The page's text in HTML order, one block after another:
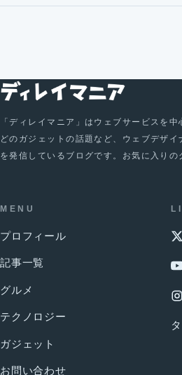
「ディレイマニア」はウェブサービスを
どのガジェットの話題など、ウェブデザ
を発信しているブログです。お気に入りの
MENU
プロフィール
記事一覧
グルメ
テクノロジー
ガジェット
お問い合わせ